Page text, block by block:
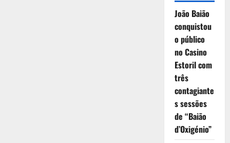
João Baião
conquistou
o público
no Casino
Estoril com
três
contagiante
s sessões
de “Baião
d’Oxigénio”